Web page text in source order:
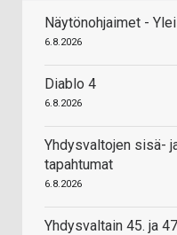
Näytönohjaimet -
6.8.2026
Diablo 4
6.8.2026
Yhdysvaltojen sisä-
tapahtumat
6.8.2026
Yhdysvaltain 45. ja